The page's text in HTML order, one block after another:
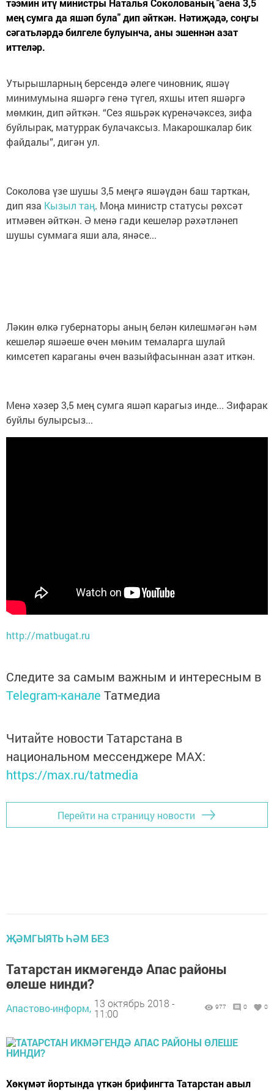
тәэмин итү министры Наталья Соколованың "аена 3,5
мең сумга да яшәп була" дип әйткән. Нәтиҗәдә, соңгы
сәгатьләрдә билгеле булуынча, аны эшеннән азат
иттеләр.
Утырышларның берсендә әлеге чиновник, яшәү
минимумына яшәргә генә түгел, яхшы итеп яшәргә
мөмкин, дип әйткән. “Сез яшьрәк күренәчәксез, зифа
буйлырак, матуррак булачаксыз. Макарошкалар бик
файдалы”, дигән ул.
Соколова үзе шушы 3,5 меңгә яшәүдән баш тарткан,
дип яза Кызыл таң. Моңа министр статусы рөхсәт
итмәвен әйткән. Ә менә гади кешеләр рәхәтләнеп
шушы суммага яши ала, янәсе...
Ләкин өлкә губернаторы аның белән килешмәгән һәм
кешеләр яшәеше өчен мөһим темаларга шулай
кимсетеп караганы өчен вазыйфасыннан азат иткән.
Менә хәзер 3,5 мең сумга яшәп карагыз инде... Зифарак
буйлы булырсыз...
http://matbugat.ru
Следите за самым важным и интересным в
Telegram-канале Татмедиа
Читайте новости Татарстана в
национальном мессенджере MАХ:
https://max.ru/tatmedia
Перейти на страницу новости
ҖӘМГЫЯТЬ ҺӘМ БЕЗ
Татарстан икмәгендә Апас районы
өлеше нинди?
Апастово-информ, 13 октябрь 2018 -
11:00
977 0 0
Хөкүмәт йортында үткән брифингта Татарстан авыл